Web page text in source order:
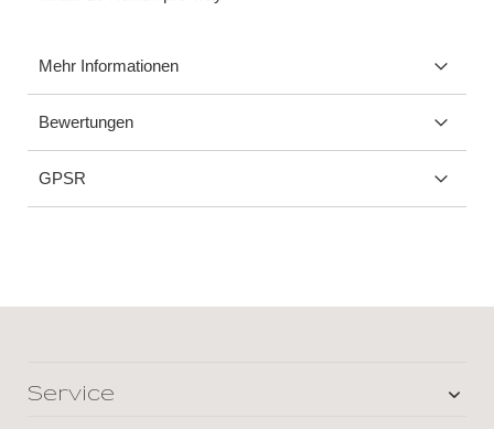
Mehr Informationen
Bewertungen
GPSR
Service